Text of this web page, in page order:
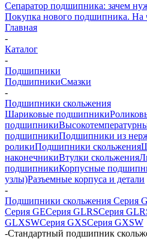
Сепаратор подшипника: зачем
Покупка нового подшипника. На
Главная
-
Каталог
-
Подшипники
ПодшипникиСмазки
-
Подшипники скольжения
Шариковые подшипники
подшипники
подшипникиПодшипники из
роликиПодшипники скольжения
наконечникиВтулки скольжения
подшипникиКорпусные
узлы)Разъемные корпуса и детали
-
Подшипники скольжения Серия
Серия GEСерия GLRSСерия
GLXSWСерия GXSСерия GXSW
-Стандартный подшипник